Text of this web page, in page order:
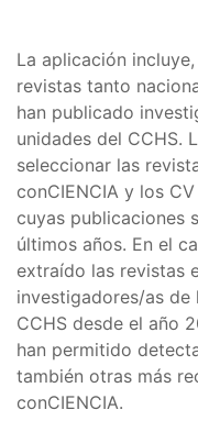
La aplicación
revistas tanto
han publicado
unidades del CCHS.
seleccionar las
conCIENCIA y los
cuyas publicaciones
últimos años. En el
extraído las revistas
investigadores/as
CCHS desde el año
han permitido
también otras más
conCIENCIA.